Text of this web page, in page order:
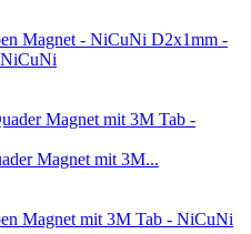
D2x1mm -
Magnet mit 3M...